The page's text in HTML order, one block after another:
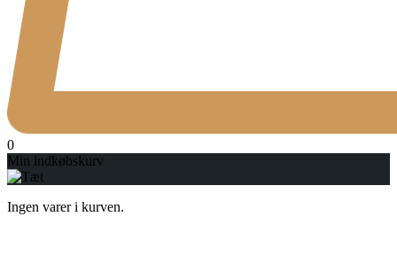
0
Min indkøbskurv
Ingen varer i kurven.